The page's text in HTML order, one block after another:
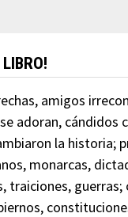
amigos
adoran, cándidos
la historia;
monarcas,
traiciones, guerras;